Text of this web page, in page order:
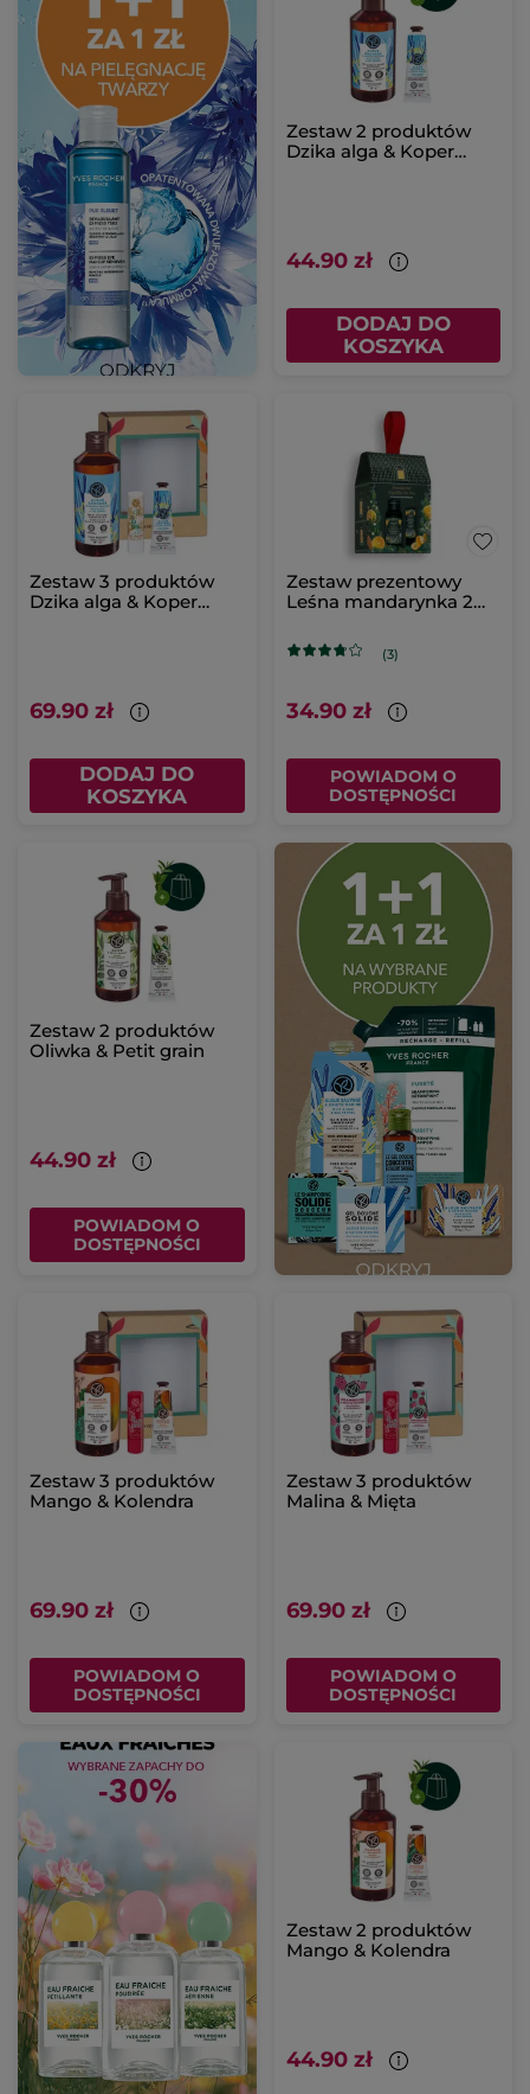
Zestaw 2 produktów
Dzika alga & Koper
44.90 zł
DODAJ DO
KOSZYKA
Zestaw 3 produktów
Dzika alga & Koper
69.90 zł
DODAJ DO
KOSZYKA
Zestaw prezentowy
Leśna mandarynka 2
(3)
34.90 zł
POWIADOM O
DOSTĘPNOŚCI
Zestaw 2 produktów
Oliwka & Petit grain
44.90 zł
POWIADOM O
DOSTĘPNOŚCI
Zestaw 3 produktów
Mango & Kolendra
69.90 zł
POWIADOM O
DOSTĘPNOŚCI
Zestaw 3 produktów
Malina & Mięta
69.90 zł
POWIADOM O
DOSTĘPNOŚCI
Zestaw 2 produktów
Mango & Kolendra
44.90 zł